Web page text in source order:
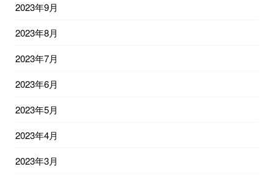
2023年9月
2023年8月
2023年7月
2023年6月
2023年5月
2023年4月
2023年3月